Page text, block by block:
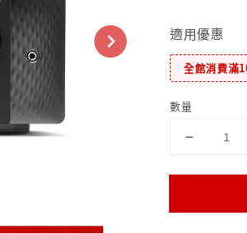
適用優惠
全館消費滿
數量